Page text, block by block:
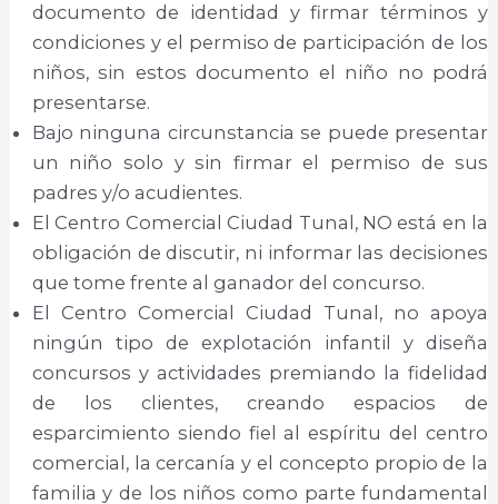
documento de identidad y firmar términos y
condiciones y el permiso de participación de los
niños, sin estos documento el niño no podrá
presentarse.
Bajo ninguna circunstancia se puede presentar
un niño solo y sin firmar el permiso de sus
padres y/o acudientes.
El Centro Comercial Ciudad Tunal, NO está en la
obligación de discutir, ni informar las decisiones
que tome frente al ganador del concurso.
El Centro Comercial Ciudad Tunal, no apoya
ningún tipo de explotación infantil y diseña
concursos y actividades premiando la fidelidad
de los clientes, creando espacios de
esparcimiento siendo fiel al espíritu del centro
comercial, la cercanía y el concepto propio de la
familia y de los niños como parte fundamental